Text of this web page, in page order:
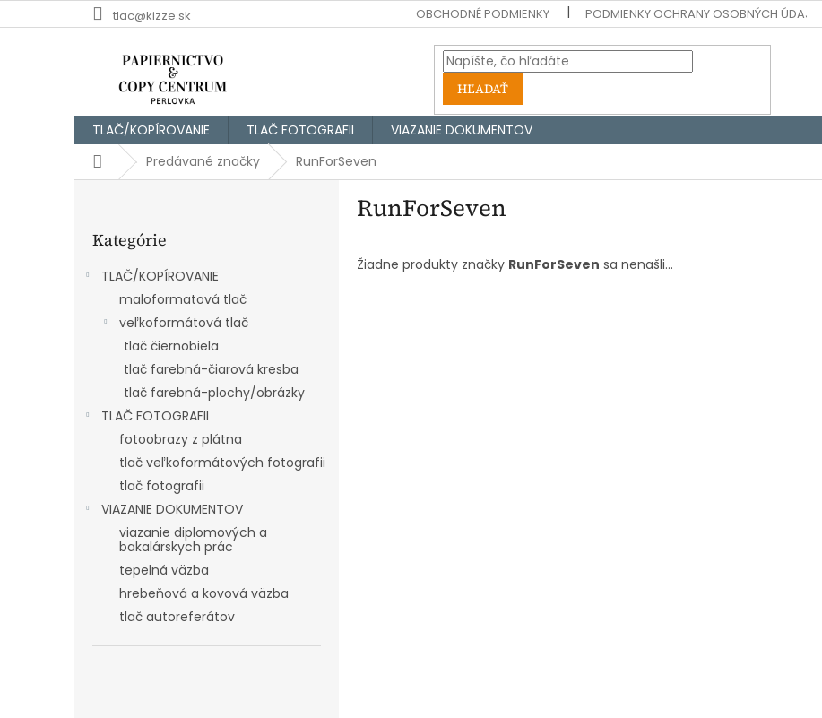
na
tlac@kizze.sk OBCHODNÉ PODMIENKY PODMIENKY OCHRANY OSOBNÝCH ÚDAJOV
HĽADAŤ
TLAČ/KOPÍROVANIE TLAČ FOTOGRAFII
VIAZANIE DOKUMENTOV
DomovPredávané značky RunForSeven
kategórie
Kategórie
TLAČ/KOPÍROVANIE
maloformatová tlač
veľkoformátová tlač
tlač čiernobiela
tlač farebná-čiarová kresba
tlač farebná-plochy/obrázky
TLAČ FOTOGRAFII
fotoobrazy z plátna
tlač veľkoformátových fotografii
tlač fotografii
VIAZANIE DOKUMENTOV
viazanie diplomových a
bakalárskych prác
tepelná väzba
hrebeňová a kovová väzba
tlač autoreferátov
RunForSeven
Žiadne produkty značky RunForSeven sa nenašli...